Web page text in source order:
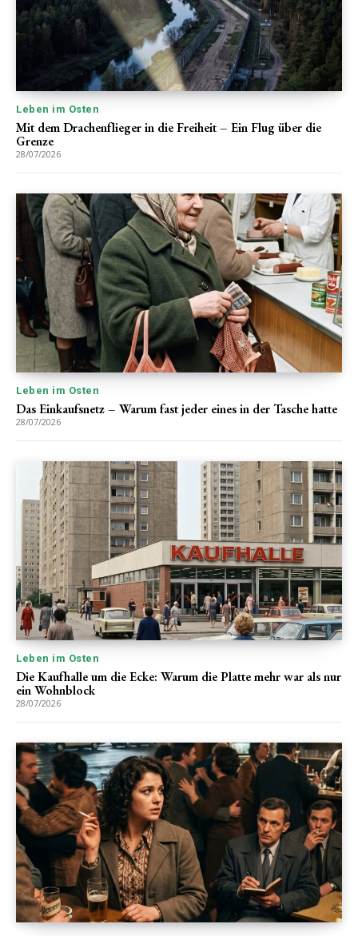
Leben im Osten
Mit dem Drachenflieger in die Freiheit – Ein Flug über die
Grenze
28/07/2026
Leben im Osten
Das Einkaufsnetz – Warum fast jeder eines in der Tasche hatte
28/07/2026
Leben im Osten
Die Kaufhalle um die Ecke: Warum die Platte mehr war als nur
ein Wohnblock
28/07/2026